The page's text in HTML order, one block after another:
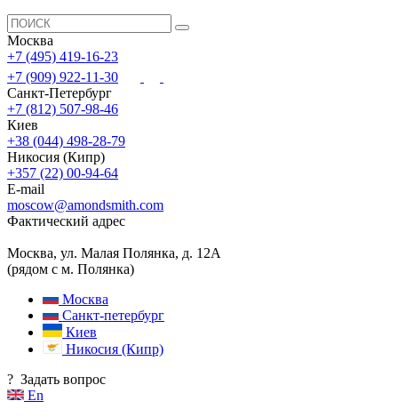
Москва
+7 (495) 419-16-23
+7 (909) 922-11-30
Санкт-Петербург
+7 (812) 507-98-46
Киев
+38 (044) 498-28-79
Никосия (Кипр)
+357 (22) 00-94-64
E-mail
moscow@amondsmith.com
Фактический адрес
Москва, ул. Малая Полянка, д. 12А
(рядом с м. Полянка)
Москва
Санкт-петербург
Киев
Никосия (Кипр)
? Задать вопрос
En